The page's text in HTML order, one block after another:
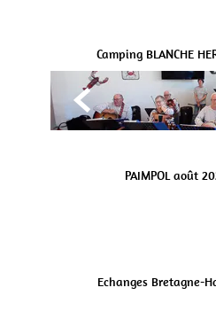
Camping BLANCHE

PAIMPOL août
Echanges Bretagne-